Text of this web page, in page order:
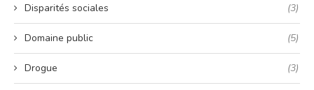
Disparités sociales (3)
Domaine public (5)
Drogue (3)